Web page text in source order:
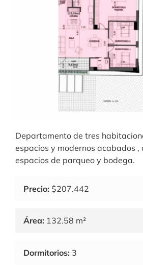
Departamento de tres
espacios y modernos acabados ,
espacios de parqueo y bodega.
Precio: $207.442
Área: 132.58 m²
Dormitorios: 3